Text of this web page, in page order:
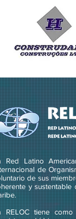
Red Latino
de
de sus
y
RELOC tiene